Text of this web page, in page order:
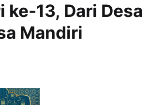
ke-13, Dari Desa
Mandiri